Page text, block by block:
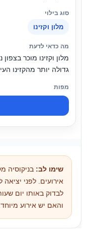
מלון וקזינו
מלון וקזינו מוכר
גדולה יותר מהקזינו
שימו לב: בניקוסיה
אירועים. לפני יציאה
לבדוק באותו יום
והאם יש אירוע מיוחד.